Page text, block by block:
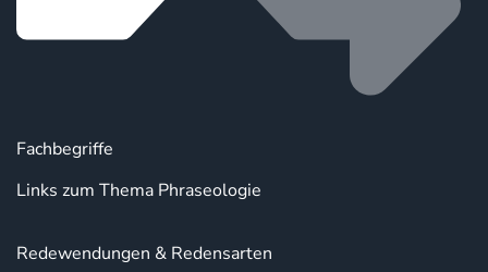
Fachbegriffe
Links zum Thema Phraseologie
Redewendungen & Redensarten